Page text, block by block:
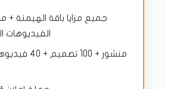
جميع مزايا باقة الهيمنة +
الفيديوهات